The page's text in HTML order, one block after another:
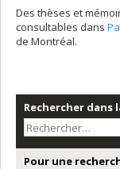
Des thèses et
consultables dans
de Montréal.
Rechercher dans
Pour une